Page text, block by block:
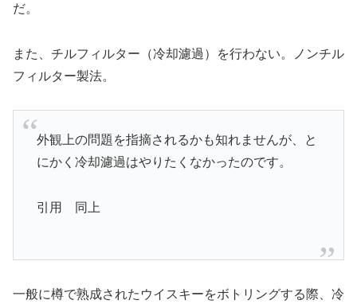
だ。
また、チルフィルター（冷却濾過）を行わない。ノンチル
フィルター製法。
外観上の問題を指摘されるかも知れませんが、と
にかく冷却濾過はやりたくなかったのです。
引用 同上
一般に樽で熟成されたウイスキーをボトリングする際、冷